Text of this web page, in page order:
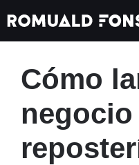
al
contenido
Cómo